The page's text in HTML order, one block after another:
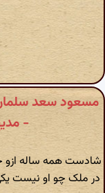
-
شادست همه ساله
در ملک چو او نیست